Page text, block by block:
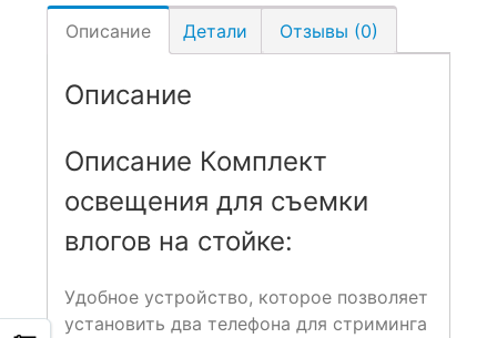
Описание Детали Отзывы (0)
Описание
Описание Комплект
освещения для съемки
влогов на стойке:
Удобное устройство, которое позволяет
установить два телефона для стриминга